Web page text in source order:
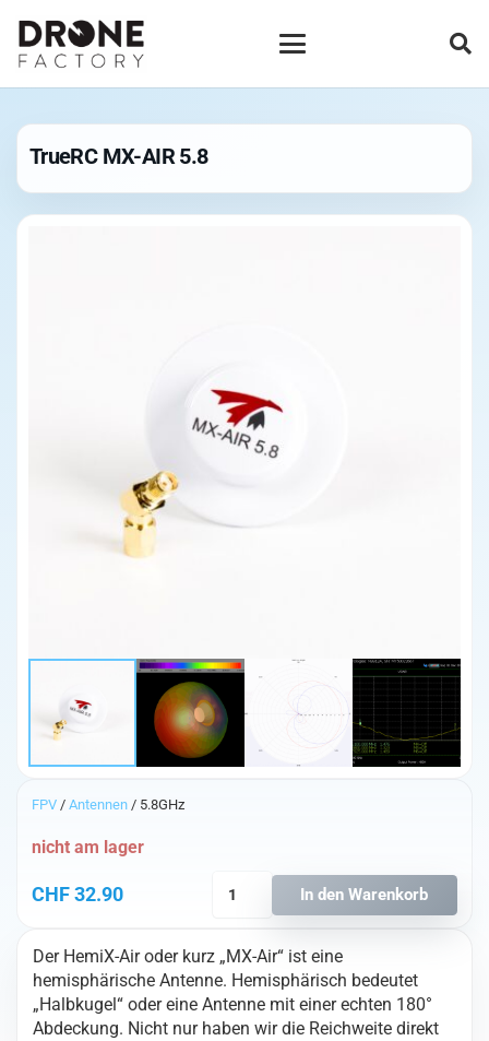
TrueRC MX-AIR 5.8
FPV /Antennen / 5.8GHz
CHF32.90
nicht am lager
5.8
Menge
In den Warenkorb
Der HemiX-Air oder kurz „MX-Air“ ist eine
hemisphärische Antenne. Hemisphärisch bedeutet
„Halbkugel“ oder eine Antenne mit einer echten 180°
Abdeckung. Nicht nur haben wir die Reichweite direkt